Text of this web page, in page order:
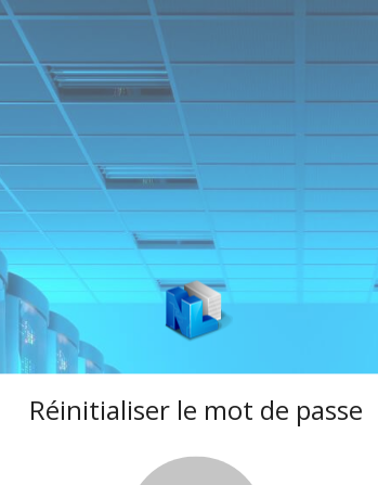
Réinitialiser le mot de passe